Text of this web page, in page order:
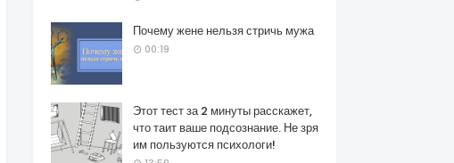
Почему жене нельзя стричь мужа
00:19
Этот тест за 2 минуты расскажет,
что таит ваше подсознание. Не зря
им пользуются психологи!